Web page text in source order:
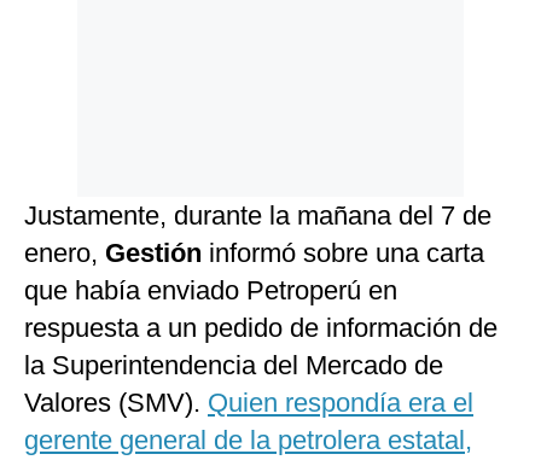
Justamente, durante la mañana del 7 de
enero, Gestión informó sobre una carta
que había enviado Petroperú en
respuesta a un pedido de información de
la Superintendencia del Mercado de
Valores (SMV). Quien respondía era el
gerente general de la petrolera estatal,